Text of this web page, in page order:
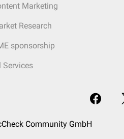
Marketing
Research
sponsorship
Services
Community GmbH